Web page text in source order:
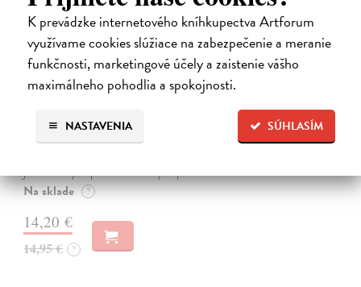
K prevádzke internetového kníhkupectva Artforum
využívame cookies slúžiace na zabezpečenie a meranie
funkčnosti, marketingové účely a zaistenie vášho
maximálneho pohodlia a spokojnosti.
SÚHLASÍM
NASTAVENIA
Profesor Tekvička a Števko v domácom
Šušaníková Ivana| Kniha
Vedeli ste, že si doma môžete vyrobiť soľné šperky, vlastné jogurty,
jednoduchých pokusov s bežnými predmetmi a materiálmi.
Na sklade ?
14,20 €
14,95 € ?